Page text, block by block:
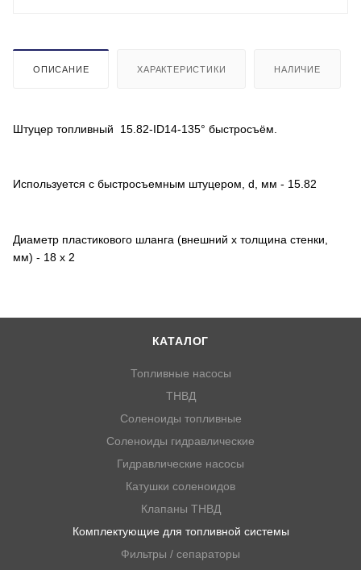
ОПИСАНИЕ ХАРАКТЕРИСТИКИ НАЛИЧИЕ
Штуцер топливный 15.82-ID14-135° быстросъём.
Используется с быстросъемным штуцером, d, мм - 15.82
Диаметр пластикового шланга (внешний х толщина стенки,
мм) - 18 х 2
КАТАЛОГ
Топливные насосы
ТНВД
Соленоиды топливные
Соленоиды гидравлические
Гидравлические насосы
Катушки соленоидов
Клапаны ТНВД
Комплектующие для топливной системы
Фильтры / сепараторы